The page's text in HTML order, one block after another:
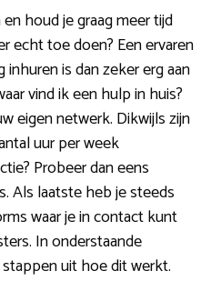
houd je graag meer tijd
echt toe doen? Een ervaren
is dan zeker erg aan
vind ik een hulp in huis?
eigen netwerk. Dikwijls zijn
uur per week
Probeer dan eens
Als laatste heb je steeds
waar je in contact kunt
In onderstaande
uit hoe dit werkt.